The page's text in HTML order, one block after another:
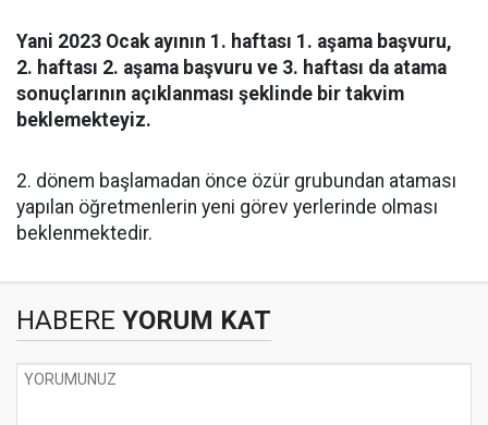
Yani 2023 Ocak ayının 1. haftası 1. aşama başvuru,
2. haftası 2. aşama başvuru ve 3. haftası da atama
sonuçlarının açıklanması şeklinde bir takvim
beklemekteyiz.
2. dönem başlamadan önce özür grubundan ataması
yapılan öğretmenlerin yeni görev yerlerinde olması
beklenmektedir.
HABERE YORUM KAT